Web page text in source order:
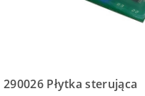
290026 Płytka sterująca